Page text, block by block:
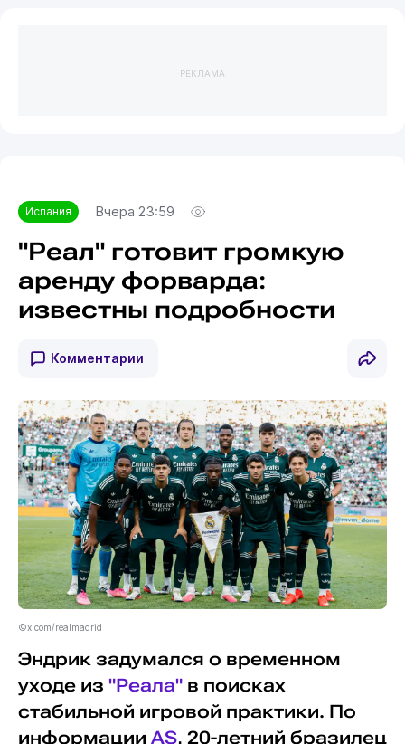
РЕКЛАМА
Испания Вчера 23:59
"Реал" готовит громкую
аренду форварда:
известны подробности
Комментарии
©x.com/realmadrid
Эндрик задумался о временном
уходе из "Реала"в поисках
стабильной игровой практики. По
информации AS, 20-летний бразилец